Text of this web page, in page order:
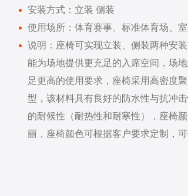
安装方式：立装 侧装
使用场所：体育赛事、标准体育场、
说明：座椅可实现立装、侧装两种安
能为场地提供更充足的入席空间，场
足更高的使用要求，座椅采用高密度
型，该材料具有良好的防水性与抗冲
的耐候性（耐热性和耐寒性），座椅
丽，座椅颜色可根据客户要求定制，